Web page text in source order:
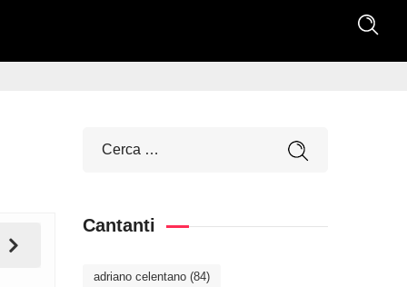
Cantanti
adriano celentano (84)